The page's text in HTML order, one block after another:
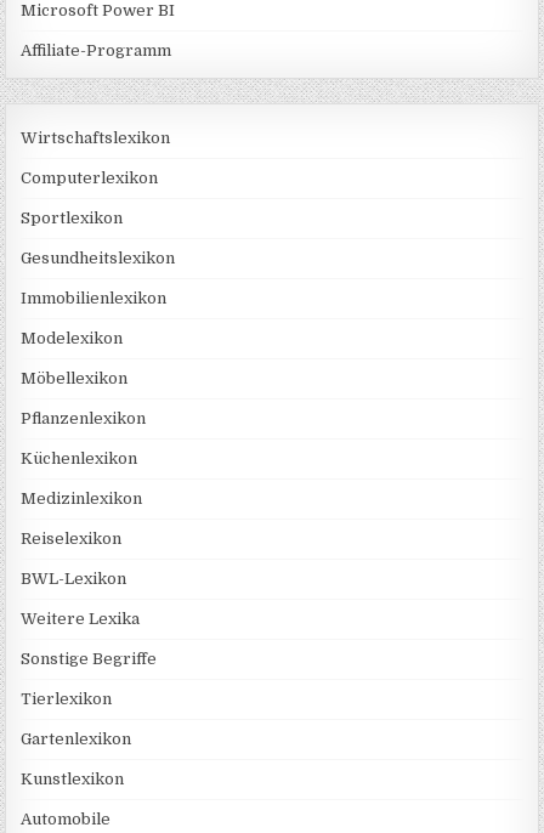
Microsoft Power BI
Affiliate-Programm
Wirtschaftslexikon
Computerlexikon
Sportlexikon
Gesundheitslexikon
Immobilienlexikon
Modelexikon
Möbellexikon
Pflanzenlexikon
Küchenlexikon
Medizinlexikon
Reiselexikon
BWL-Lexikon
Weitere Lexika
Sonstige Begriffe
Tierlexikon
Gartenlexikon
Kunstlexikon
Automobile